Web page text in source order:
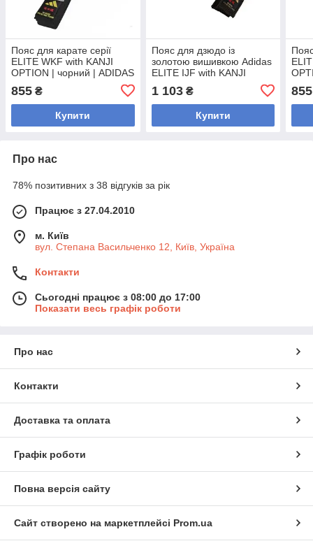
Пояс для карате серії
ELITE WKF with KANJI
OPTION | чорний | ADIDAS
855 ₴
Купити
Пояс для дзюдо із
золотою вишивкою Adidas
ELITE IJF with KANJI
OPTION | чорний | ADIDAS
adiB242J
1 103₴
Купити
855
Про нас
78% позитивних з 38 відгуків за рік
Працює з 27.04.2010
м. Київ
вул. Степана Васильченко 12, Київ, Україна
Контакти
Сьогодні працює з 08:00 до 17:00
Показати весь графік роботи
Про нас
Контакти
Доставка та оплата
Графік роботи
Повна версія сайту
Сайт створено на маркетплейсі Prom.ua